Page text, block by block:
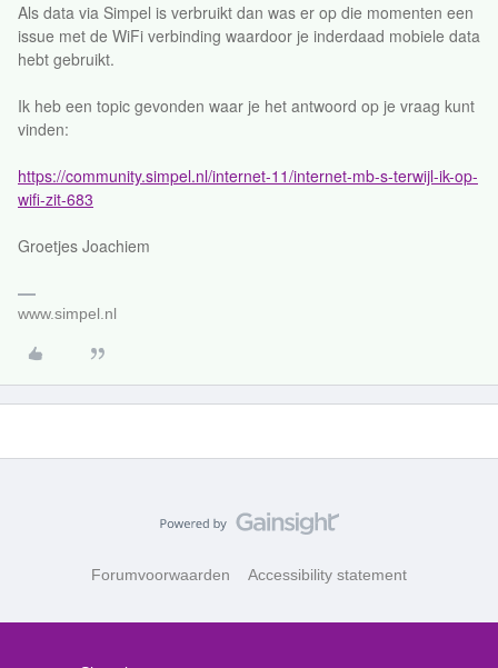
Als data via Simpel is verbruikt dan was er op die momenten een
issue met de WiFi verbinding waardoor je inderdaad mobiele data
hebt gebruikt.
Ik heb een topic gevonden waar je het antwoord op je vraag kunt
vinden:
https://community.simpel.nl/internet-11/internet-mb-s-terwijl-ik-op-
wifi-zit-683
Groetjes Joachiem
www.simpel.nl
Forumvoorwaarden Accessibility statement